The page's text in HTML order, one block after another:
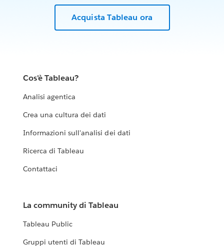
Acquista Tableau ora
Cos'è Tableau?
Analisi agentica
Crea una cultura dei dati
Informazioni sull'analisi dei dati
Ricerca di Tableau
Contattaci
La community di Tableau
Tableau Public
Gruppi utenti di Tableau